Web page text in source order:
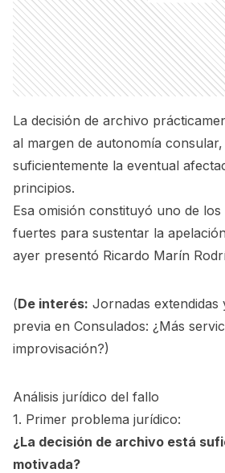
La decisión de archivo
al margen de autonomía
suficientemente la eventual
principios.
Esa omisión constituyó uno de
fuertes para sustentar la
ayer presentó Ricardo Marín
(De interés: Jornadas extendidas
previa en Consulados: ¿Más
improvisación?)
Análisis jurídico del fallo
1. Primer problema jurídico:
¿La decisión de archivo está
motivada?